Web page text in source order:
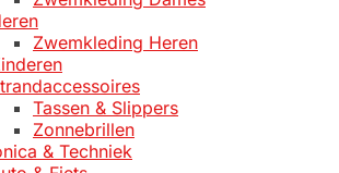
Zwemkleding Heren
Tassen & Slippers
Zonnebrillen
& Techniek